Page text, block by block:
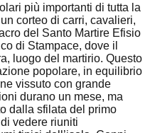
più importanti di tutta la
corteo di carri, cavalieri,
del Santo Martire Efisio
di Stampace, dove il
luogo del martirio. Questo
popolare, in equilibrio
vissuto con grande
durano un mese, ma
dalla sfilata del primo
vedere riuniti